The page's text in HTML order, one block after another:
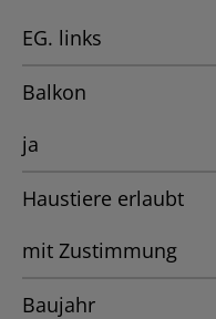
EG. links
Balkon
ja
Haustiere erlaubt
mit Zustimmung
Baujahr